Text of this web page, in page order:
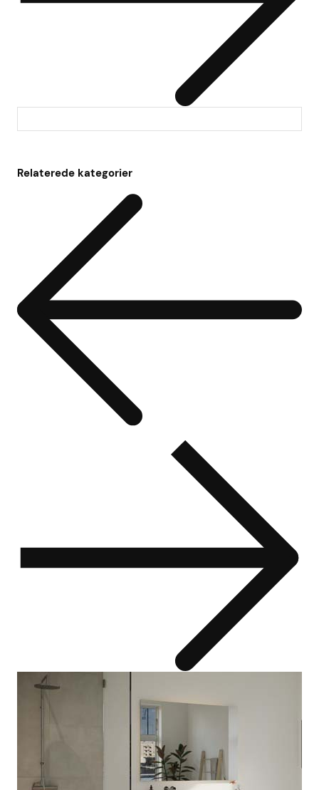
Relaterede kategorier